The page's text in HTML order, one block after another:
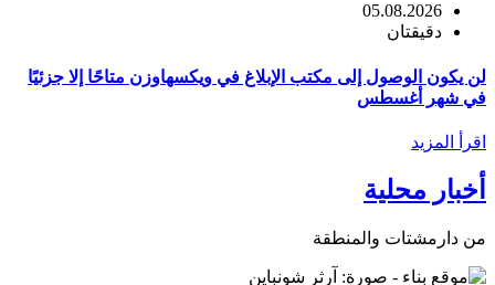
05.08.2026
دقيقتان
لن يكون الوصول إلى مكتب الإبلاغ في ويكسهاوزن متاحًا إلا جزئيًا
في شهر أغسطس
اقرأ المزيد
أخبار محلية
من دارمشتات والمنطقة